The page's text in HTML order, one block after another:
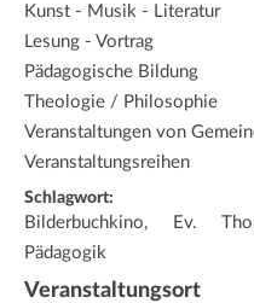
Kunst - Musik - Literatur
Lesung - Vortrag
Pädagogische Bildung
Theologie / Philosophie
Veranstaltungen von
Veranstaltungsreihen
Schlagwort:
Bilderbuchkino, Ev.
Pädagogik
Veranstaltungsort